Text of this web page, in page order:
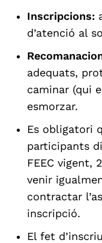
Inscripcions:
d’atenció al
adequats,
caminar (qui
esmorzar.
Es obligatori
participants
FEEC vigent,
venir
contractar
inscripció.
El fet